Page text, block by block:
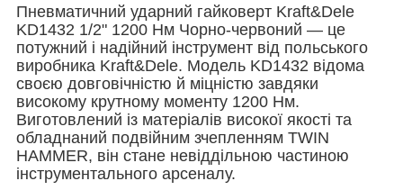
Пневматичний ударний гайковерт Kraft&Dele
KD1432 1/2" 1200 Нм Чорно-червоний — це
потужний і надійний інструмент від польського
виробника Kraft&Dele. Модель KD1432 відома
своєю довговічністю й міцністю завдяки
високому крутному моменту 1200 Нм.
Виготовлений із матеріалів високої якості та
обладнаний подвійним зчепленням TWIN
HAMMER, він стане невіддільною частиною
інструментального арсеналу.